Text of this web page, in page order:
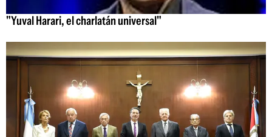
"Yuval Harari, el charlatán universal"